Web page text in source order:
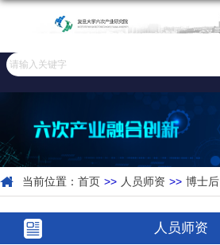
当前位置： 首页 >> 人员师资 >> 博士后
人员师资